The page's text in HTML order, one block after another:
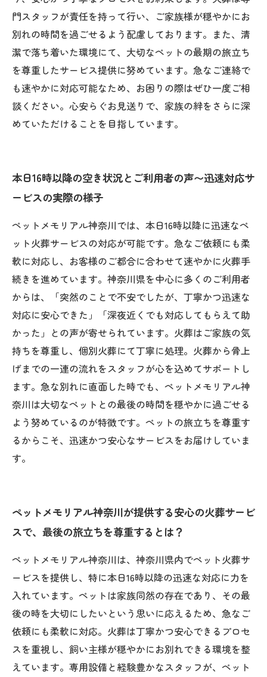
門スタッフが責任を持って行い、ご家族様が穏やかにお
別れの時間を過ごせるよう配慮しております。また、清
潔で落ち着いた環境にて、大切なペットの最期の旅立ち
を尊重したサービス提供に努めています。急なご連絡で
も速やかに対応可能なため、お困りの際はぜひ一度ご相
談ください。心安らぐお見送りで、家族の絆をさらに深
めていただけることを目指しています。
本日16時以降の空き状況とご利用者の声〜迅速対応サ
ービスの実際の様子
ペットメモリアル神奈川では、本日16時以降に迅速なペ
ット火葬サービスの対応が可能です。急なご依頼にも柔
軟に対応し、お客様のご都合に合わせて速やかに火葬手
続きを進めています。神奈川県を中心に多くのご利用者
からは、「突然のことで不安でしたが、丁寧かつ迅速な
対応に安心できた」「深夜近くでも対応してもらえて助
かった」との声が寄せられています。火葬はご家族の気
持ちを尊重し、個別火葬にて丁寧に処理。火葬から骨上
げまでの一連の流れをスタッフが心を込めてサポートし
ます。急な別れに直面した時でも、ペットメモリアル神
奈川は大切なペットとの最後の時間を穏やかに過ごせる
よう努めているのが特徴です。ペットの旅立ちを尊重す
るからこそ、迅速かつ安心なサービスをお届けしていま
す。
ペットメモリアル神奈川が提供する安心の火葬サービ
スで、最後の旅立ちを尊重するとは？
ペットメモリアル神奈川は、神奈川県内でペット火葬サ
ービスを提供し、特に本日16時以降の迅速な対応に力を
入れています。ペットは家族同然の存在であり、その最
後の時を大切にしたいという思いに応えるため、急なご
依頼にも柔軟に対応。火葬は丁寧かつ安心できるプロセ
スを重視し、飼い主様が穏やかにお別れできる環境を整
えています。専用設備と経験豊かなスタッフが、ペット